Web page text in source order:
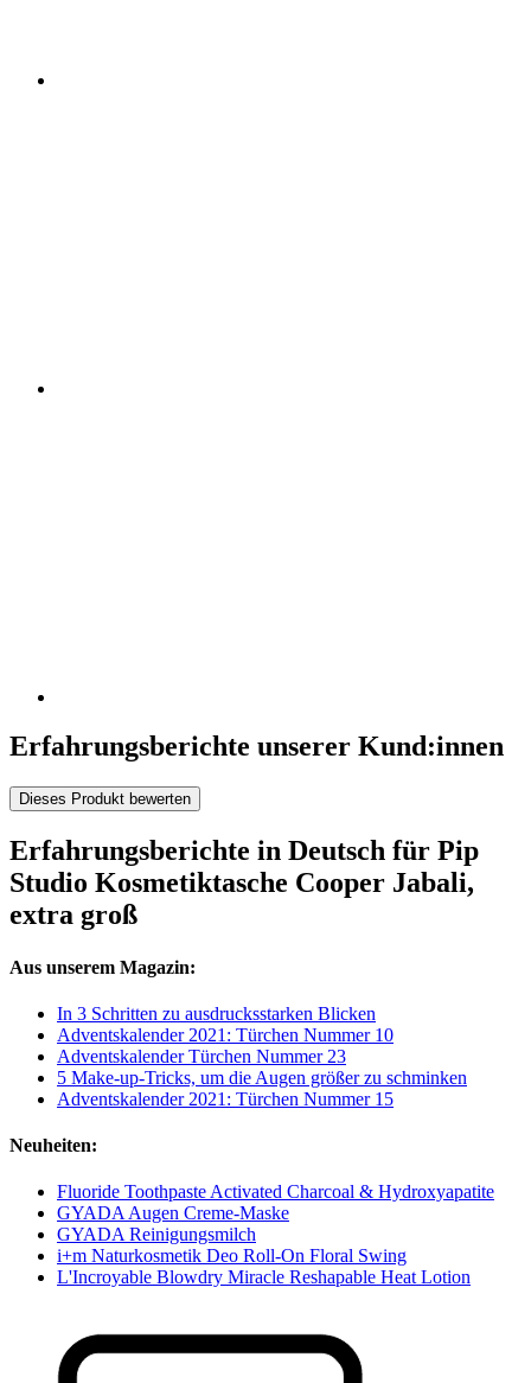
Erfahrungsberichte unserer Kund:innen
Dieses Produkt bewerten
Erfahrungsberichte in Deutsch für Pip
Studio Kosmetiktasche Cooper Jabali,
extra groß
Aus unserem Magazin:
In 3 Schritten zu ausdrucksstarken Blicken
Adventskalender 2021: Türchen Nummer 10
Adventskalender Türchen Nummer 23
5 Make-up-Tricks, um die Augen größer zu schminken
Adventskalender 2021: Türchen Nummer 15
Neuheiten:
Fluoride Toothpaste Activated Charcoal & Hydroxyapatite
GYADA Augen Creme-Maske
GYADA Reinigungsmilch
i+m Naturkosmetik Deo Roll-On Floral Swing
L'Incroyable Blowdry Miracle Reshapable Heat Lotion